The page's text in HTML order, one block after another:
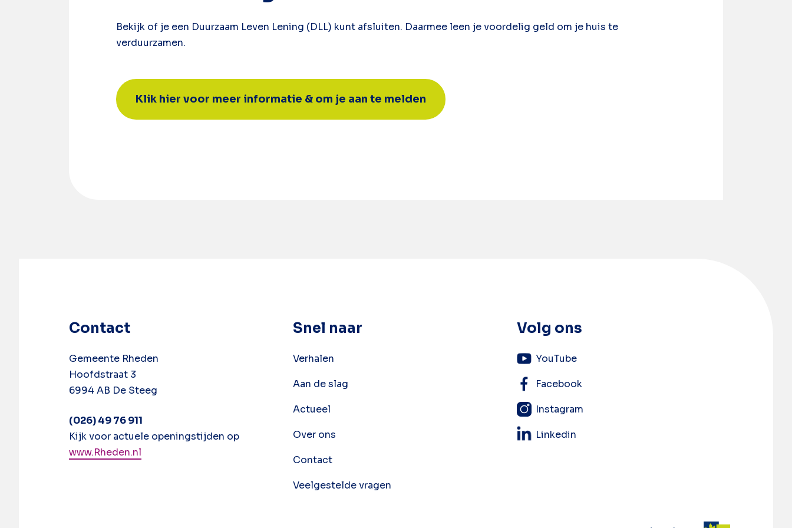
Bekijk of je een Duurzaam Leven Lening (DLL) kunt afsluiten. Daarmee leen je voordelig geld om je huis te
verduurzamen.
Klik hier voor meer informatie & om je aan te melden
Contact
Gemeente Rheden
Hoofdstraat 3
6994 AB De Steeg
(026) 49 76 911
Kijk voor actuele openingstijden op
www.Rheden.nl
Snel naar
Verhalen
Aan de slag
Actueel
Over ons
Contact
Veelgestelde vragen
Volg ons
YouTube
Facebook
Instagram
Linkedin